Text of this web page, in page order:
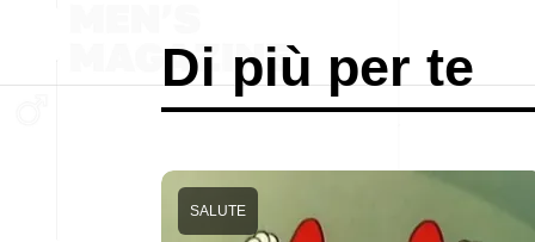
Di più per te
SALUTE